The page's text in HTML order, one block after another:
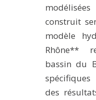
construit
modèle
Rhône**
bassin du
des